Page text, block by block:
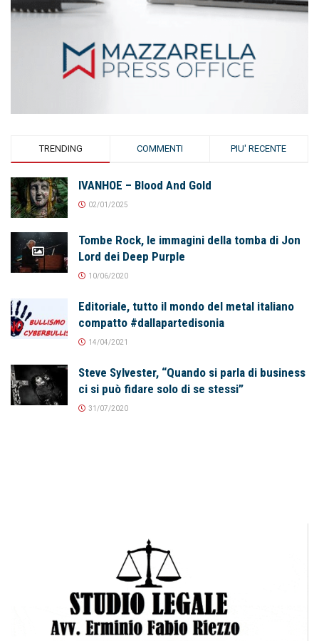
TRENDING COMMENTI PIU' RECENTE
IVANHOE – Blood And Gold
02/01/2025
Tombe Rock, le immagini della tomba di Jon
Lord dei Deep Purple
10/06/2020
Editoriale, tutto il mondo del metal italiano
compatto #dallapartedisonia
14/04/2021
Steve Sylvester, “Quando si parla di business
ci si può fidare solo di se stessi”
31/07/2020